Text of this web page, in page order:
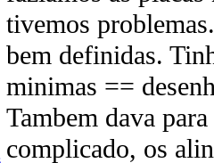
tivemos
bem definidas.
minimas ==
Tambem dava
complicado, os